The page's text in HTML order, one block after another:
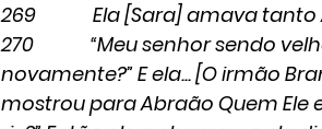
269             Ela [Sara] amava
270             “Meu senhor sendo
novamente?” E ela... [O irmão
mostrou para Abraão Quem Ele